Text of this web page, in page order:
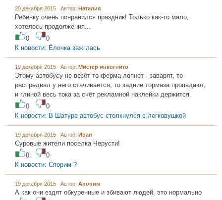
20 декабря 2015 Автор: Наталия
Ребенку очень понравился праздник! Только как-то мало,
хотелось продолжения...
0
0
К новости: Ёлочка зажглась
19 декабря 2015 Автор: Мистер инкогнито
Этому автобусу не везёт то ферма лопнет - заварят, то
распредвал у него стачивается, то задние тормаза пропадают,
и глиной весь тока за счёт рекламной наклейки держится.
0
0
К новости: В Шатуре автобус столкнулся с легковушкой
19 декабря 2015 Автор: Иван
Суровые жители поселка Черусти!
0
0
К новости: Спорим ?
19 декабря 2015 Автор: Аноним
А как они ездят обкуренные и збивают людей, это нормально